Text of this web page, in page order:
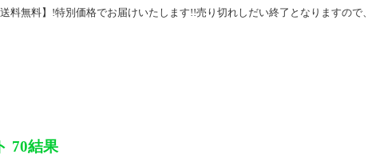
料無料】!特別価格でお届けいたします!!売り切れしだい終了となりますので、
70結果